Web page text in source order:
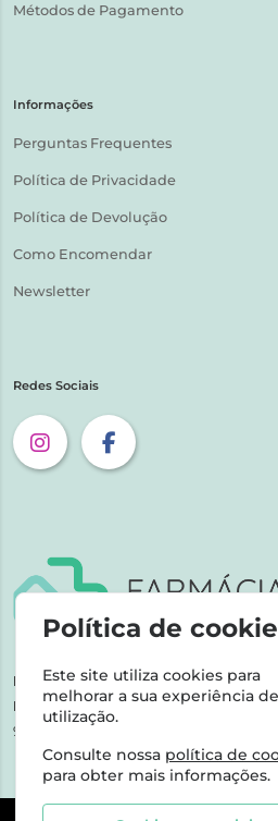
Métodos de Pagamento
Informações
Perguntas Frequentes
Política de Privacidade
Política de Devolução
Como Encomendar
Newsletter
Redes Sociais
NIPC:507 590 490 | Farmácias Tarige
Horário de Atendimento:
9-17h dias úteis
Política de
Este site utiliza cookies para
melhorar a sua experiência de
utilização.
Consulte nossa política de
para obter mais informações.